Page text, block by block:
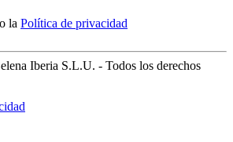
la Política de privacidad
Iberia S.L.U. - Todos los derechos